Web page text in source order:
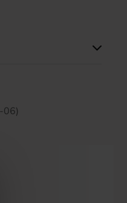
06)